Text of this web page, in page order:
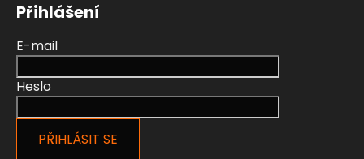
Přihlášení
E-mail
Heslo
PŘIHLÁSIT SE